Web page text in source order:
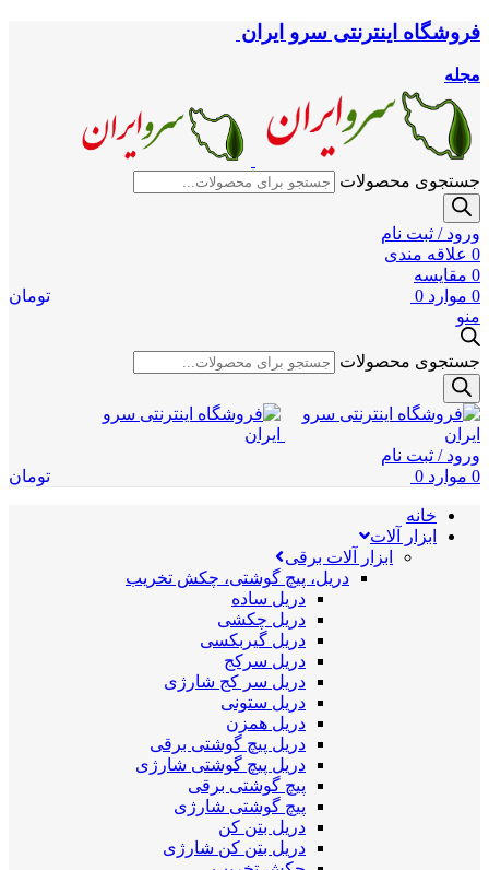
فروشگاه اینترنتی سرو ایران
مجله
جستجوی محصولات
ورود / ثبت نام
0 علاقه مندی
0 مقایسه
0 موارد 0
تومان
منو
جستجوی محصولات
ورود / ثبت نام
0 موارد 0 تومان
خانه
ابزار آلات
ابزار آلات برقی
دریل، پیچ گوشتی، چکش تخریب
دریل ساده
دریل چکشی
دریل گیربکسی
دریل سرکج
دریل سر کج شارژی
دریل ستونی
دریل همزن
دریل پیچ گوشتی برقی
دریل پیچ گوشتی شارژی
پیچ گوشتی برقی
پیچ گوشتی شارژی
دریل بتن کن
دریل بتن کن شارژی